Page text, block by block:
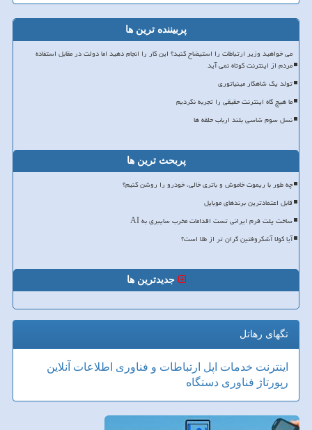
پربیننده ترین ها
می خواهید وزیر ارتباطات را استیضاح کنید؟ این کار را انجام دهید اما دولت در مقابل استفاده
مردم از اینترنت کوتاه نمی آید
تولد یک شاهکار مینیاتوری
ما هیچ گاه اینترنت حقیقی را تجربه نکردیم
نسل سوم شاسی بلند ارباب حلقه ها
پربحث ترین ها
چه طور با ریموت خاموش و باتری خالی، خودرو را روشن کنیم؟
قابل اعتمادترین برندهای موبایل
ساخت پلت فرم ایرانی تست اقدامات مخرب سایبری به AI
آیا کولا آشکروفتین گران تر از طلا است؟
جدیدترین ها
تگهای رهاتل
اینترنت خدمات اپل ارتباطات و فناوری اطلاعات آنلاین
رپورتاژ فناوری دستگاه